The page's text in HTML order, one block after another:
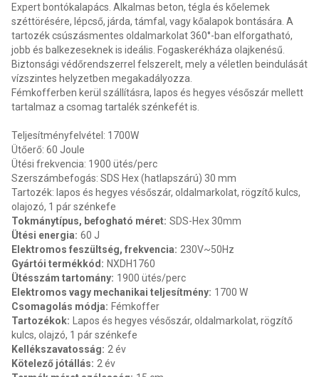
Expert bontókalapács. Alkalmas beton, tégla és kőelemek
széttörésére, lépcső, járda, támfal, vagy kőalapok bontására. A
tartozék csúszásmentes oldalmarkolat 360°-ban elforgatható,
jobb és balkezeseknek is ideális. Fogaskerékháza olajkenésű.
Biztonsági védőrendszerrel felszerelt, mely a véletlen beindulását
vízszintes helyzetben megakadályozza.
Fémkofferben kerül szállításra, lapos és hegyes vésőszár mellett
tartalmaz a csomag tartalék szénkefét is.
Teljesítményfelvétel: 1700W
Ütőerő: 60 Joule
Ütési frekvencia: 1900 ütés/perc
Szerszámbefogás: SDS Hex (hatlapszárú) 30 mm
Tartozék: lapos és hegyes vésőszár, oldalmarkolat, rögzítő kulcs,
olajozó, 1 pár szénkefe
Tokmánytípus, befogható méret: SDS-Hex 30mm
Ütési energia: 60 J
Elektromos feszültség, frekvencia: 230V~50Hz
Gyártói termékkód : NXDH1760
Ütésszám tartomány: 1900 ütés/perc
Elektromos vagy mechanikai teljesítmény: 1700 W
Csomagolás módja: Fémkoffer
Tartozékok: Lapos és hegyes vésőszár, oldalmarkolat, rögzítő
kulcs, olajzó, 1 pár szénkefe
Kellékszavatosság: 2 év
Kötelező jótállás: 2 év